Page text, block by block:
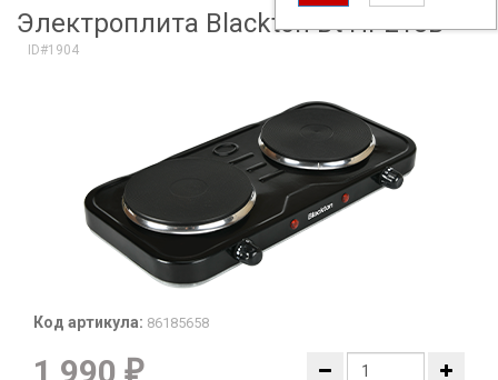
Электроплита Blackton Bt HP218B
ID#1904
Код артикула: 86185658
1 990 ₽